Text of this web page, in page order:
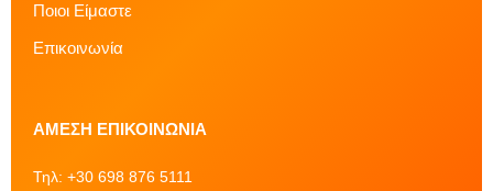
Ποιοι Είμαστε
Επικοινωνία
ΆΜΕΣΗ ΕΠΙΚΟΙΝΩΝΊΑ
Τηλ: +30 698 876 5111